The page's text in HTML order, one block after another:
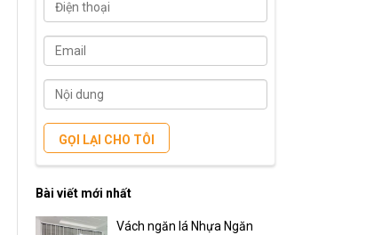
GỌI LẠI CHO TÔI
Bài viết mới nhất
Vách ngăn lá Nhựa Ngăn